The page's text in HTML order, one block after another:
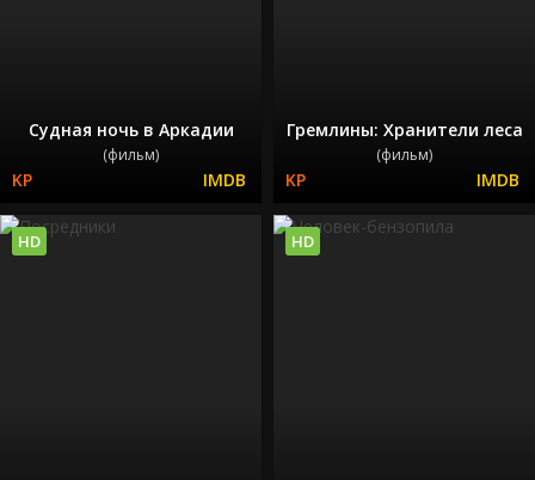
Судная ночь в Аркадии
(фильм)
Гремлины: Хранители леса
(фильм)
HD HD